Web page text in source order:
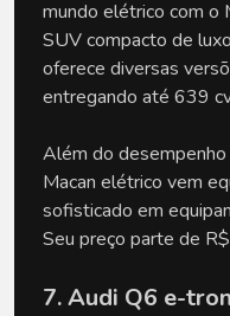
mundo elétrico com o
SUV compacto de
oferece diversas
entregando até 639
Além do desempenho
Macan elétrico vem
sofisticado em
Seu preço parte de
7. Audi Q6 e-tron